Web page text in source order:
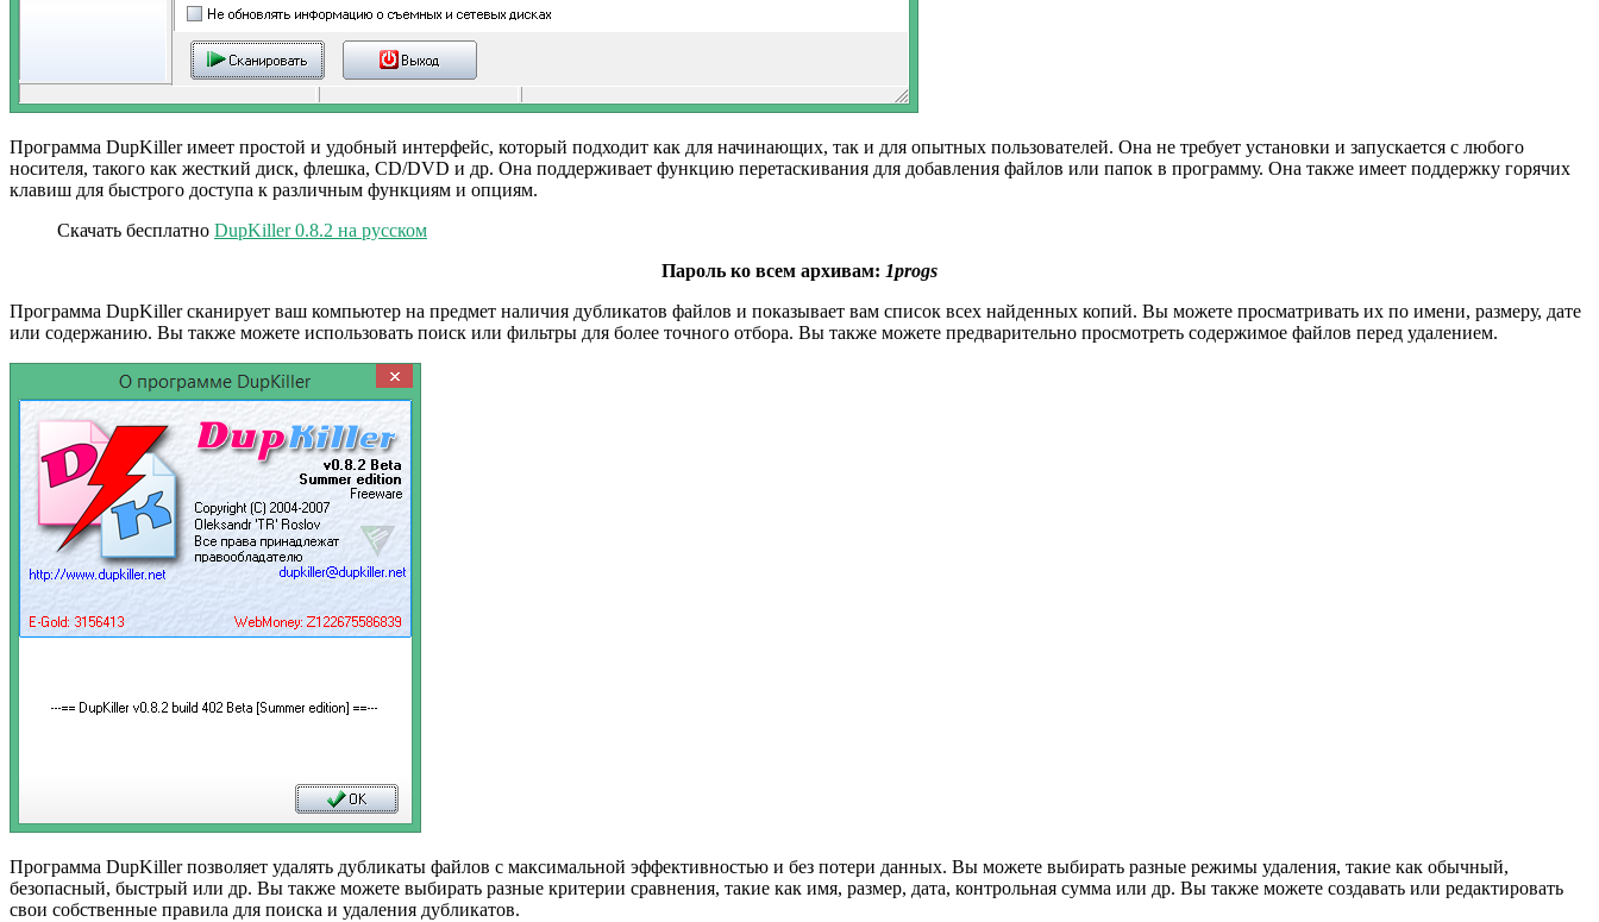
Программа DupKiller имеет простой и удобный интерфейс, который подходит как для начинающих, так и для опытных пользователей. Она не требует установки и запускается с любого
носителя, такого как жесткий диск, флешка, CD/DVD и др. Она поддерживает функцию перетаскивания для добавления файлов или папок в программу. Она также имеет поддержку горячих
клавиш для быстрого доступа к различным функциям и опциям.
Скачать бесплатно DupKiller 0.8.2 на русском
Пароль ко всем архивам: 1progs
Программа DupKiller сканирует ваш компьютер на предмет наличия дубликатов файлов и показывает вам список всех найденных копий. Вы можете просматривать их по имени, размеру, дате
или содержанию. Вы также можете использовать поиск или фильтры для более точного отбора. Вы также можете предварительно просмотреть содержимое файлов перед удалением.
Программа DupKiller позволяет удалять дубликаты файлов с максимальной эффективностью и без потери данных. Вы можете выбирать разные режимы удаления, такие как обычный,
безопасный, быстрый или др. Вы также можете выбирать разные критерии сравнения, такие как имя, размер, дата, контрольная сумма или др. Вы также можете создавать или редактировать
свои собственные правила для поиска и удаления дубликатов.